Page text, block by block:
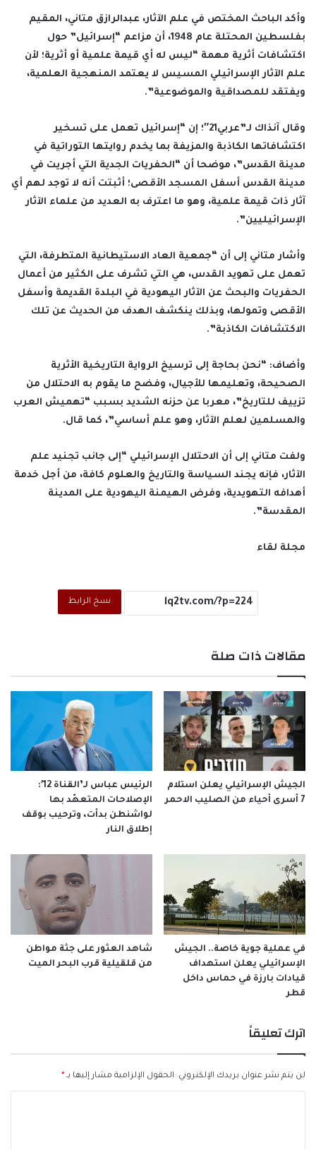
وأكد الباحث المختص في علم الآثار، عبدالرازق متاني، المقيم
بفلسطين المحتلة عام 1948، أن مزاعم “إسرائيل” حول
اكتشافات أثرية مهمة “ليس له أي قيمة علمية أو أثرية؛ لأن
علم الآثار الإسرائيلي المسيس لا يعتمد المنهجية العلمية،
ويفتقد للمصداقية والموضوعية”.
وقال آنذاك لـ”عربي21″؛ إن “إسرائيل تعمل على تسخير
اكتشافاتها الكاذبة والمزيفة بما يخدم روايتها التوراتية في
مدينة القدس”، موضحا أن “الحفريات الجدية التي أجريت في
مدينة القدس أسفل المسجد الأقصى؛ أثبتت أنه لا توجد لهم أي
آثار ذات قيمة علمية، وهو ما اعترف به العديد من علماء الآثار
الإسرائيليين”.
وأشار متاني إلى أن “جمعية العاد الاستيطانية المتطرفة، التي
تعمل على تهويد القدس، هي التي تشرف على الكثير من أعمال
الحفريات والبحث عن الآثار اليهودية في البلدة القديمة وأسفل
الأقصى وتمولها، وبذلك ينكشف الهدف من الحديث عن تلك
الاكتشافات الكاذبة”.
وأضاف: “نحن بحاجة إلى ترسيخ الرواية التاريخية الأثرية
الصحيحة، وتعليمها للأجيال، وفضح ما يقوم به الاحتلال من
تزييف للتاريخ”، معربا عن حزنه الشديد بسبب “تهميش العرب
والمسلمين لعلم الآثار، وهو علم أساسي”، كما قال.
ولفت متاني إلى أن الاحتلال الإسرائيلي “إلى جانب تجنيد علم
الآثار، فإنه يجند السياسة والتاريخ والعلوم كافة، من أجل خدمة
أهدافه التهويدية، وفرض الهيمنة اليهودية على المدينة
المقدسة”.
مجلة لقاء
نسخ الرابط
مقالات ذات صلة
الجيش الإسرائيلي يعلن استلام
7 أسرى أحياء من الصليب الاحمر
الرئيس عباس لـ’القناة 12′:
الإصلاحات المتعهّد بها
لواشنطن بدأت، وترحيب بوقف
إطلاق النار
في عملية جوية خاصة.. الجيش
الإسرائيلي يعلن استهداف
قيادات بارزة في حماس داخل
قطر
شاهد العثور على جثة مواطن
من قلقيلية قرب البحر الميت
اترك تعليقاً
لن يتم نشر عنوان بريدك الإلكتروني. الحقول الإلزامية مشار إليها بـ *